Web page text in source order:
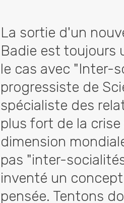
La sortie d'un
Badie est toujours
le cas avec "Inter-
progressiste de
spécialiste des
plus fort de la
dimension
pas "inter-
inventé un
pensée. Tentons